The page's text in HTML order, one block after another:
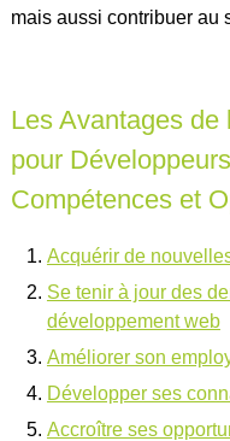
mais aussi contribuer au
Les Avantages
pour
Compétences et
Acquérir de
Se tenir à jour des
développement web
Améliorer son
Développer ses
Accroître ses